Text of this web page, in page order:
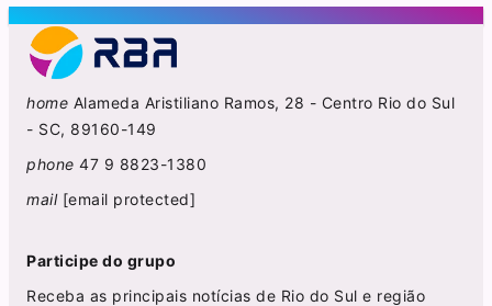
home Alameda Aristiliano Ramos, 28 - Centro Rio do Sul
- SC, 89160-149
phone 47 9 8823-1380
mail [email protected]
Participe do grupo
Receba as principais notícias de Rio do Sul e região